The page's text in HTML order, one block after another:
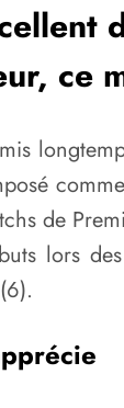
ce
de
lors